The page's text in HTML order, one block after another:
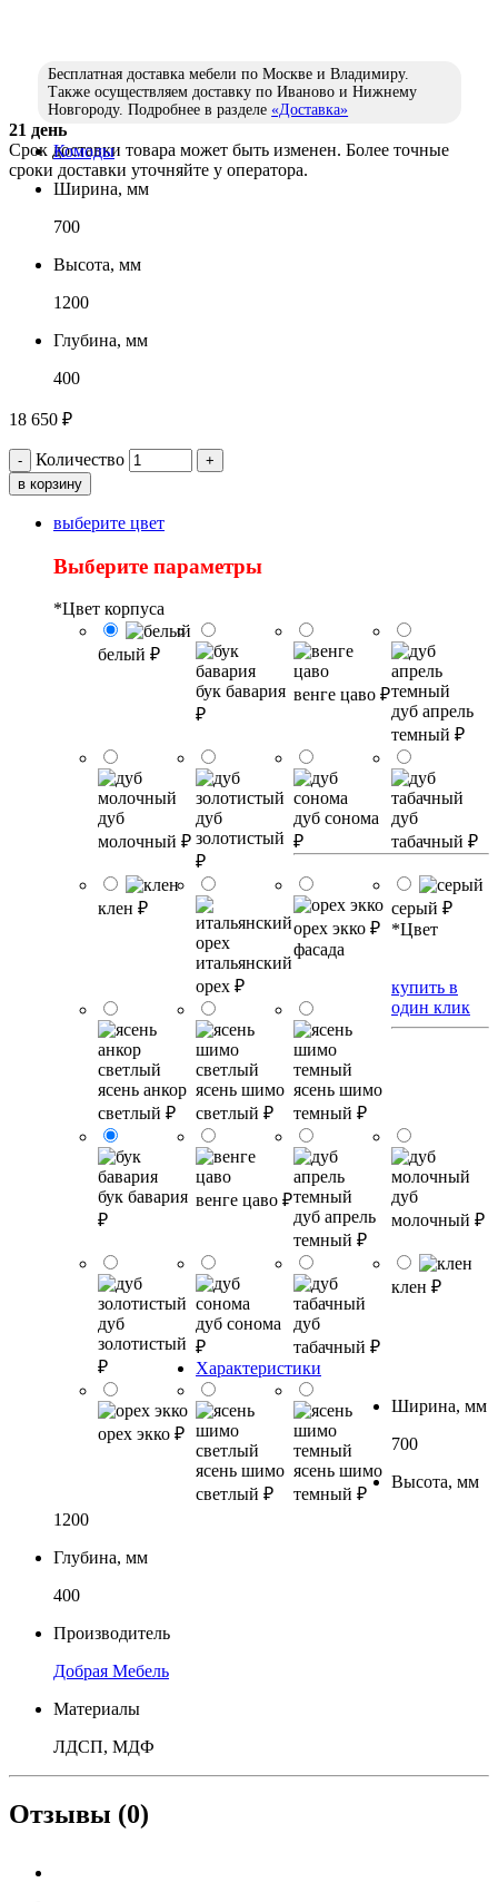
21 день
Срок доставки товара может быть изменен. Более точные
сроки доставки уточняйте у оператора.
Бесплатная доставка мебели по Москве и Владимиру.
Также осуществляем доставку по Иваново и Нижнему
Новгороду. Подробнее в разделе«Доставка»
Комоды
Ширина, мм
700
Высота, мм
1200
Глубина, мм
400
18 650 ₽
- Количество
+
в корзину
выберите цвет
Выберите параметры
*Цвет корпуса
белый ₽
бук бавария
₽
венге цаво ₽
дуб апрель
темный ₽
дуб
молочный ₽
дуб
золотистый
₽
дуб сонома
₽
дуб
табачный ₽
клен ₽
итальянский
орех ₽
орех экко ₽
серый ₽
ясень анкор
светлый ₽
ясень шимо
светлый ₽
ясень шимо
темный ₽
*Цвет
фасада
бук бавария
₽
венге цаво ₽
дуб апрель
темный ₽
дуб
молочный ₽
дуб
золотистый
₽
дуб сонома
₽
дуб
табачный ₽
клен ₽
орех экко ₽
ясень шимо
светлый ₽
ясень шимо
темный ₽
купить в
один клик
Характеристики
Ширина, мм
700
Высота, мм
1200
Глубина, мм
400
Производитель
Добрая Мебель
Материалы
ЛДСП, МДФ
Отзывы (0)